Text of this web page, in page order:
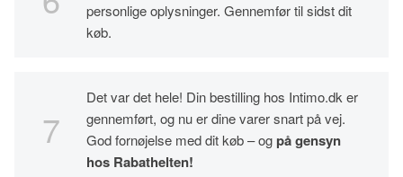
personlige oplysninger. Gennemfør til sidst dit
køb.
Det var det hele! Din bestilling hos Intimo.dk er
gennemført, og nu er dine varer snart på vej.
God fornøjelse med dit køb – ogpå gensyn
hos Rabathelten!